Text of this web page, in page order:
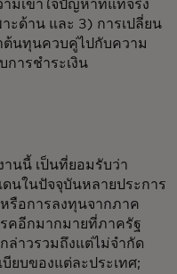
มเข้าใจปัญหาที่แท้จริง
ะด้าน และ 3) การเปลี่ยน
นทุนควบคู่ไปกับความ
ารชำระเงิน
นนี้ เป็นที่ยอมรับว่า
นในปัจจุบันหลายประการ
รือการลงทุนจากภาค
รคอีกมากมายที่ภาครัฐ
ล่าวรวมถึงแต่ไม่จำกัด
ยบของแต่ละประเทศ;